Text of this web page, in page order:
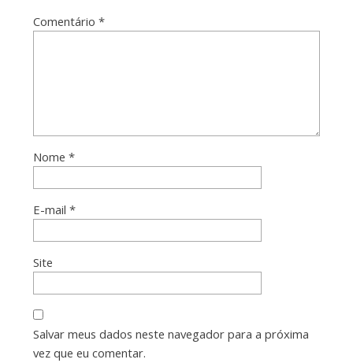
Comentário *
Nome *
E-mail *
Site
Salvar meus dados neste navegador para a próxima
vez que eu comentar.